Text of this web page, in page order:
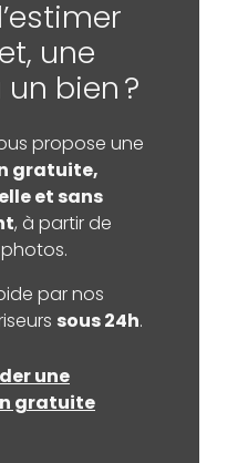
une
bien ?
propose une
gratuite,
et sans
, à partir de
par nos
sous 24h.
une
gratuite